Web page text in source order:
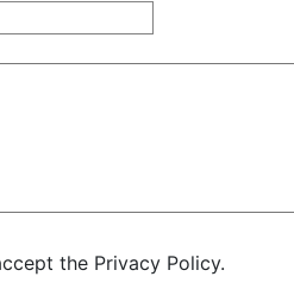
the Privacy Policy.